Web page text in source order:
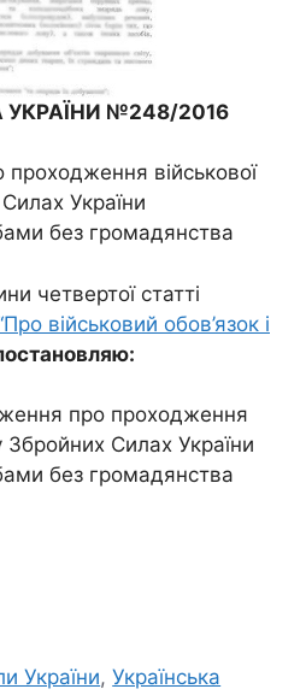
УКРАЇНИ №248/2016
військової
України
без громадянства
четвертої статті
військовий обов’язок і
про проходження
Збройних Силах України
без громадянства
України,Українська